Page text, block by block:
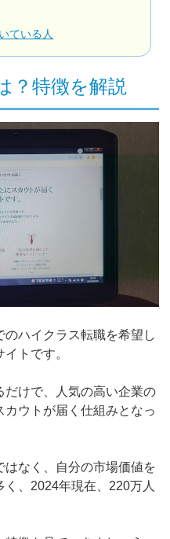
ている人
？特徴を解説
のハイクラス転職を希望し
トです。
だけで、人気の高い企業の
ウトが届く仕組みとなっ
はなく、自分の市場価値を
、2024年現在、220万人